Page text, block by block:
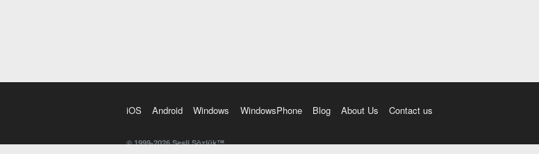
iOS Android Windows WindowsPhone Blog About Us Contact us
© 1999-2026 Sesli Sözlük™